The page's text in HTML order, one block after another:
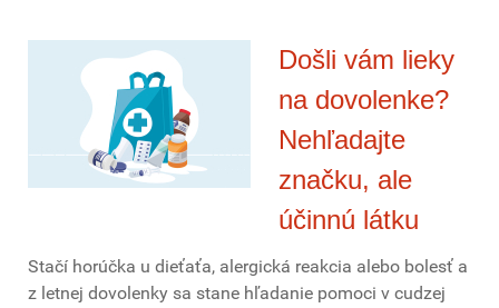
Došli vám lieky
na dovolenke?
Nehľadajte
značku, ale
účinnú látku
Stačí horúčka u dieťaťa, alergická reakcia alebo bolesť a
z letnej dovolenky sa stane hľadanie pomoci v cudzej